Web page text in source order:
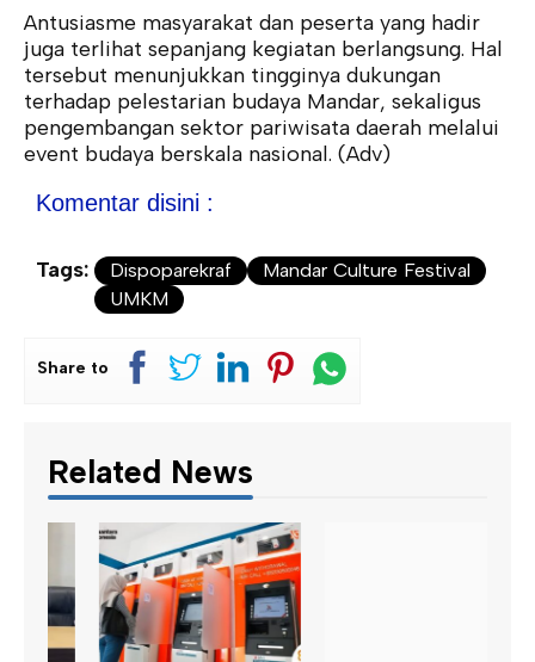
Antusiasme masyarakat dan peserta yang hadir
juga terlihat sepanjang kegiatan berlangsung. Hal
tersebut menunjukkan tingginya dukungan
terhadap pelestarian budaya Mandar, sekaligus
pengembangan sektor pariwisata daerah melalui
event budaya berskala nasional. (Adv)
Komentar disini :
Tags: Dispoparekraf
Mandar Culture Festival
UMKM
Share to
Related News